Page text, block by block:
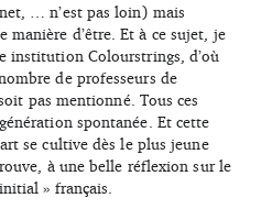
… n’est pas loin) mais
manière d’être. Et à ce sujet, je
institution Colourstrings, d’où
de professeurs de
pas mentionné. Tous ces
spontanée. Et cette
se cultive dès le plus jeune
à une belle réflexion sur le
» français.